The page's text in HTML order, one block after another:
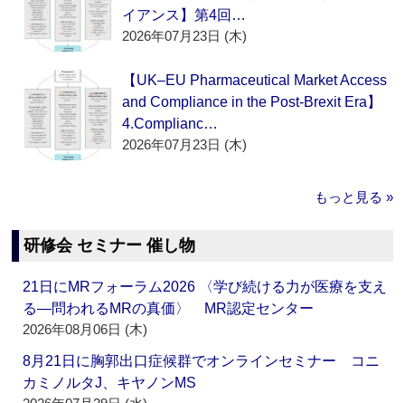
イアンス】第4回…
2026年07月23日 (木)
【UK–EU Pharmaceutical Market Access
and Compliance in the Post-Brexit Era】
4.Complianc…
2026年07月23日 (木)
もっと見る »
研修会 セミナー 催し物
21日にMRフォーラム2026 〈学び続ける力が医療を支え
る―問われるMRの真価〉 MR認定センター
2026年08月06日 (木)
8月21日に胸郭出口症候群でオンラインセミナー コニ
カミノルタJ、キヤノンMS